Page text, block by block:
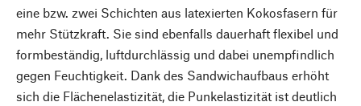
eine bzw. zwei Schichten aus latexierten Kokosfasern für
mehr Stützkraft. Sie sind ebenfalls dauerhaft flexibel und
formbeständig, luftdurchlässig und dabei unempfindlich
gegen Feuchtigkeit. Dank des Sandwichaufbaus erhöht
sich die Flächenelastizität, die Punkelastizität ist deutlich